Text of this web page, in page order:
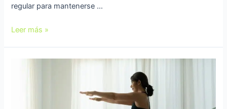
regular para mantenerse …
Leer más »